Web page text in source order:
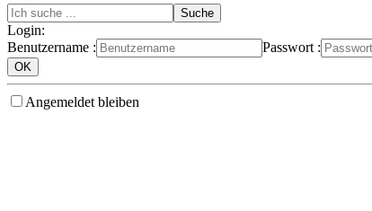
Login:
Benutzername :
Passwort :
Angemeldet bleiben